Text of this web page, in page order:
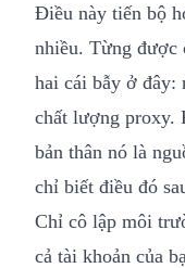
Điều này tiến bộ
nhiều. Từng được
hai cái bẫy ở đây:
chất lượng proxy.
bản thân nó là
chỉ biết điều đó
Chỉ cô lập môi
cả tài khoản của